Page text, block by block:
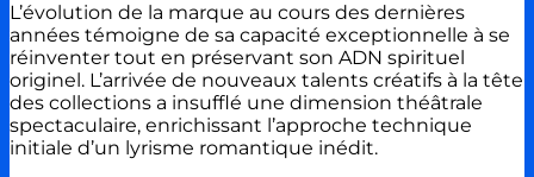
L’évolution de la marque au cours des dernières
années témoigne de sa capacité exceptionnelle à se
réinventer tout en préservant son ADN spirituel
originel. L’arrivée de nouveaux talents créatifs à la tête
des collections a insufflé une dimension théâtrale
spectaculaire, enrichissant l’approche technique
initiale d’un lyrisme romantique inédit.